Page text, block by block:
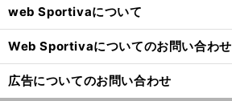
web Sportivaについて
Web Sportivaについてのお問い合わせ
広告についてのお問い合わせ